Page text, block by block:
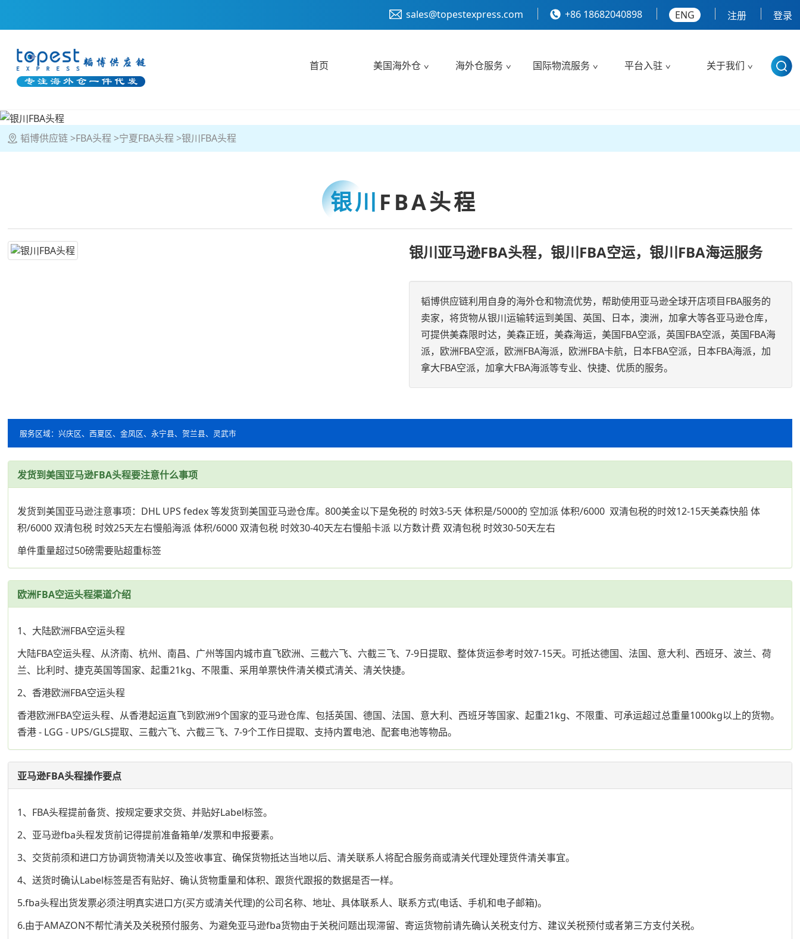
sales@topestexpress.com +86 18682040898 ENG 注册 登录
首页 美国海外仓 海外仓服务 国际物流服务 平台入驻 关于我们
韬博供应链 FBA头程 宁夏FBA头程 银川FBA头程
银川 FBA头程
银川亚马逊FBA头程，银川FBA空运，银川FBA海运服务
韬博供应链利用自身的海外仓和物流优势，帮助使用亚马逊全球开店项目FBA服务的
卖家，将货物从银川运输转运到美国、英国、日本，澳洲，加拿大等各亚马逊仓库，
可提供美森限时达，美森正班，美森海运，美国FBA空派，英国FBA空派，英国FBA海
派，欧洲FBA空派，欧洲FBA海派，欧洲FBA卡航，日本FBA空派，日本FBA海派，加
拿大FBA空派，加拿大FBA海派等专业、快捷、优质的服务。
服务区域：兴庆区、西夏区、金凤区、永宁县、贺兰县、灵武市
发货到美国亚马逊FBA头程要注意什么事项
发货到美国亚马逊注意事项：DHL UPS fedex 等发货到美国亚马逊仓库。800美金以下是免税的 时效3-5天 体积是/5000的 空加派 体积/6000 双清包税的时效12-15天美森快船 体
积/6000 双清包税 时效25天左右慢船海派 体积/6000 双清包税 时效30-40天左右慢船卡派 以方数计费 双清包税 时效30-50天左右
单件重量超过50磅需要贴超重标签
欧洲FBA空运头程渠道介绍
1、大陆欧洲FBA空运头程
大陆FBA空运头程、从济南、杭州、南昌、广州等国内城市直飞欧洲、三截六飞、六截三飞、7-9日提取、整体货运参考时效7-15天。可抵达德国、法国、意大利、西班牙、波兰、荷
兰、比利时、捷克英国等国家、起重21kg、不限重、采用单票快件清关模式清关、清关快捷。
2、香港欧洲FBA空运头程
香港欧洲FBA空运头程、从香港起运直飞到欧洲9个国家的亚马逊仓库、包括英国、德国、法国、意大利、西班牙等国家、起重21kg、不限重、可承运超过总重量1000kg以上的货物。
香港 - LGG - UPS/GLS提取、三截六飞、六截三飞、7-9个工作日提取、支持内置电池、配套电池等物品。
亚马逊FBA头程操作要点
1、FBA头程提前备货、按规定要求交货、并贴好Label标签。
2、亚马逊fba头程发货前记得提前准备箱单/发票和申报要素。
3、交货前须和进口方协调货物清关以及签收事宜、确保货物抵达当地以后、清关联系人将配合服务商或清关代理处理货件清关事宜。
4、送货时确认Label标签是否有贴好、确认货物重量和体积、跟货代跟报的数据是否一样。
5.fba头程出货发票必须注明真实进口方(买方或清关代理)的公司名称、地址、具体联系人、联系方式(电话、手机和电子邮箱)。
6.由于AMAZON不帮忙清关及关税预付服务、为避免亚马逊fba货物由于关税问题出现滞留、寄运货物前请先确认关税支付方、建议关税预付或者第三方支付关税。